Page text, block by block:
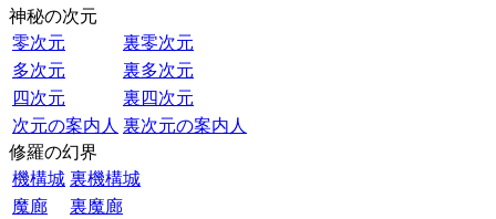
神秘の次元
零次元
裏零次元
多次元
裏多次元
四次元
裏四次元
次元の案内人 裏次元の案内人
修羅の幻界
機構城 裏機構城
魔廊
裏魔廊